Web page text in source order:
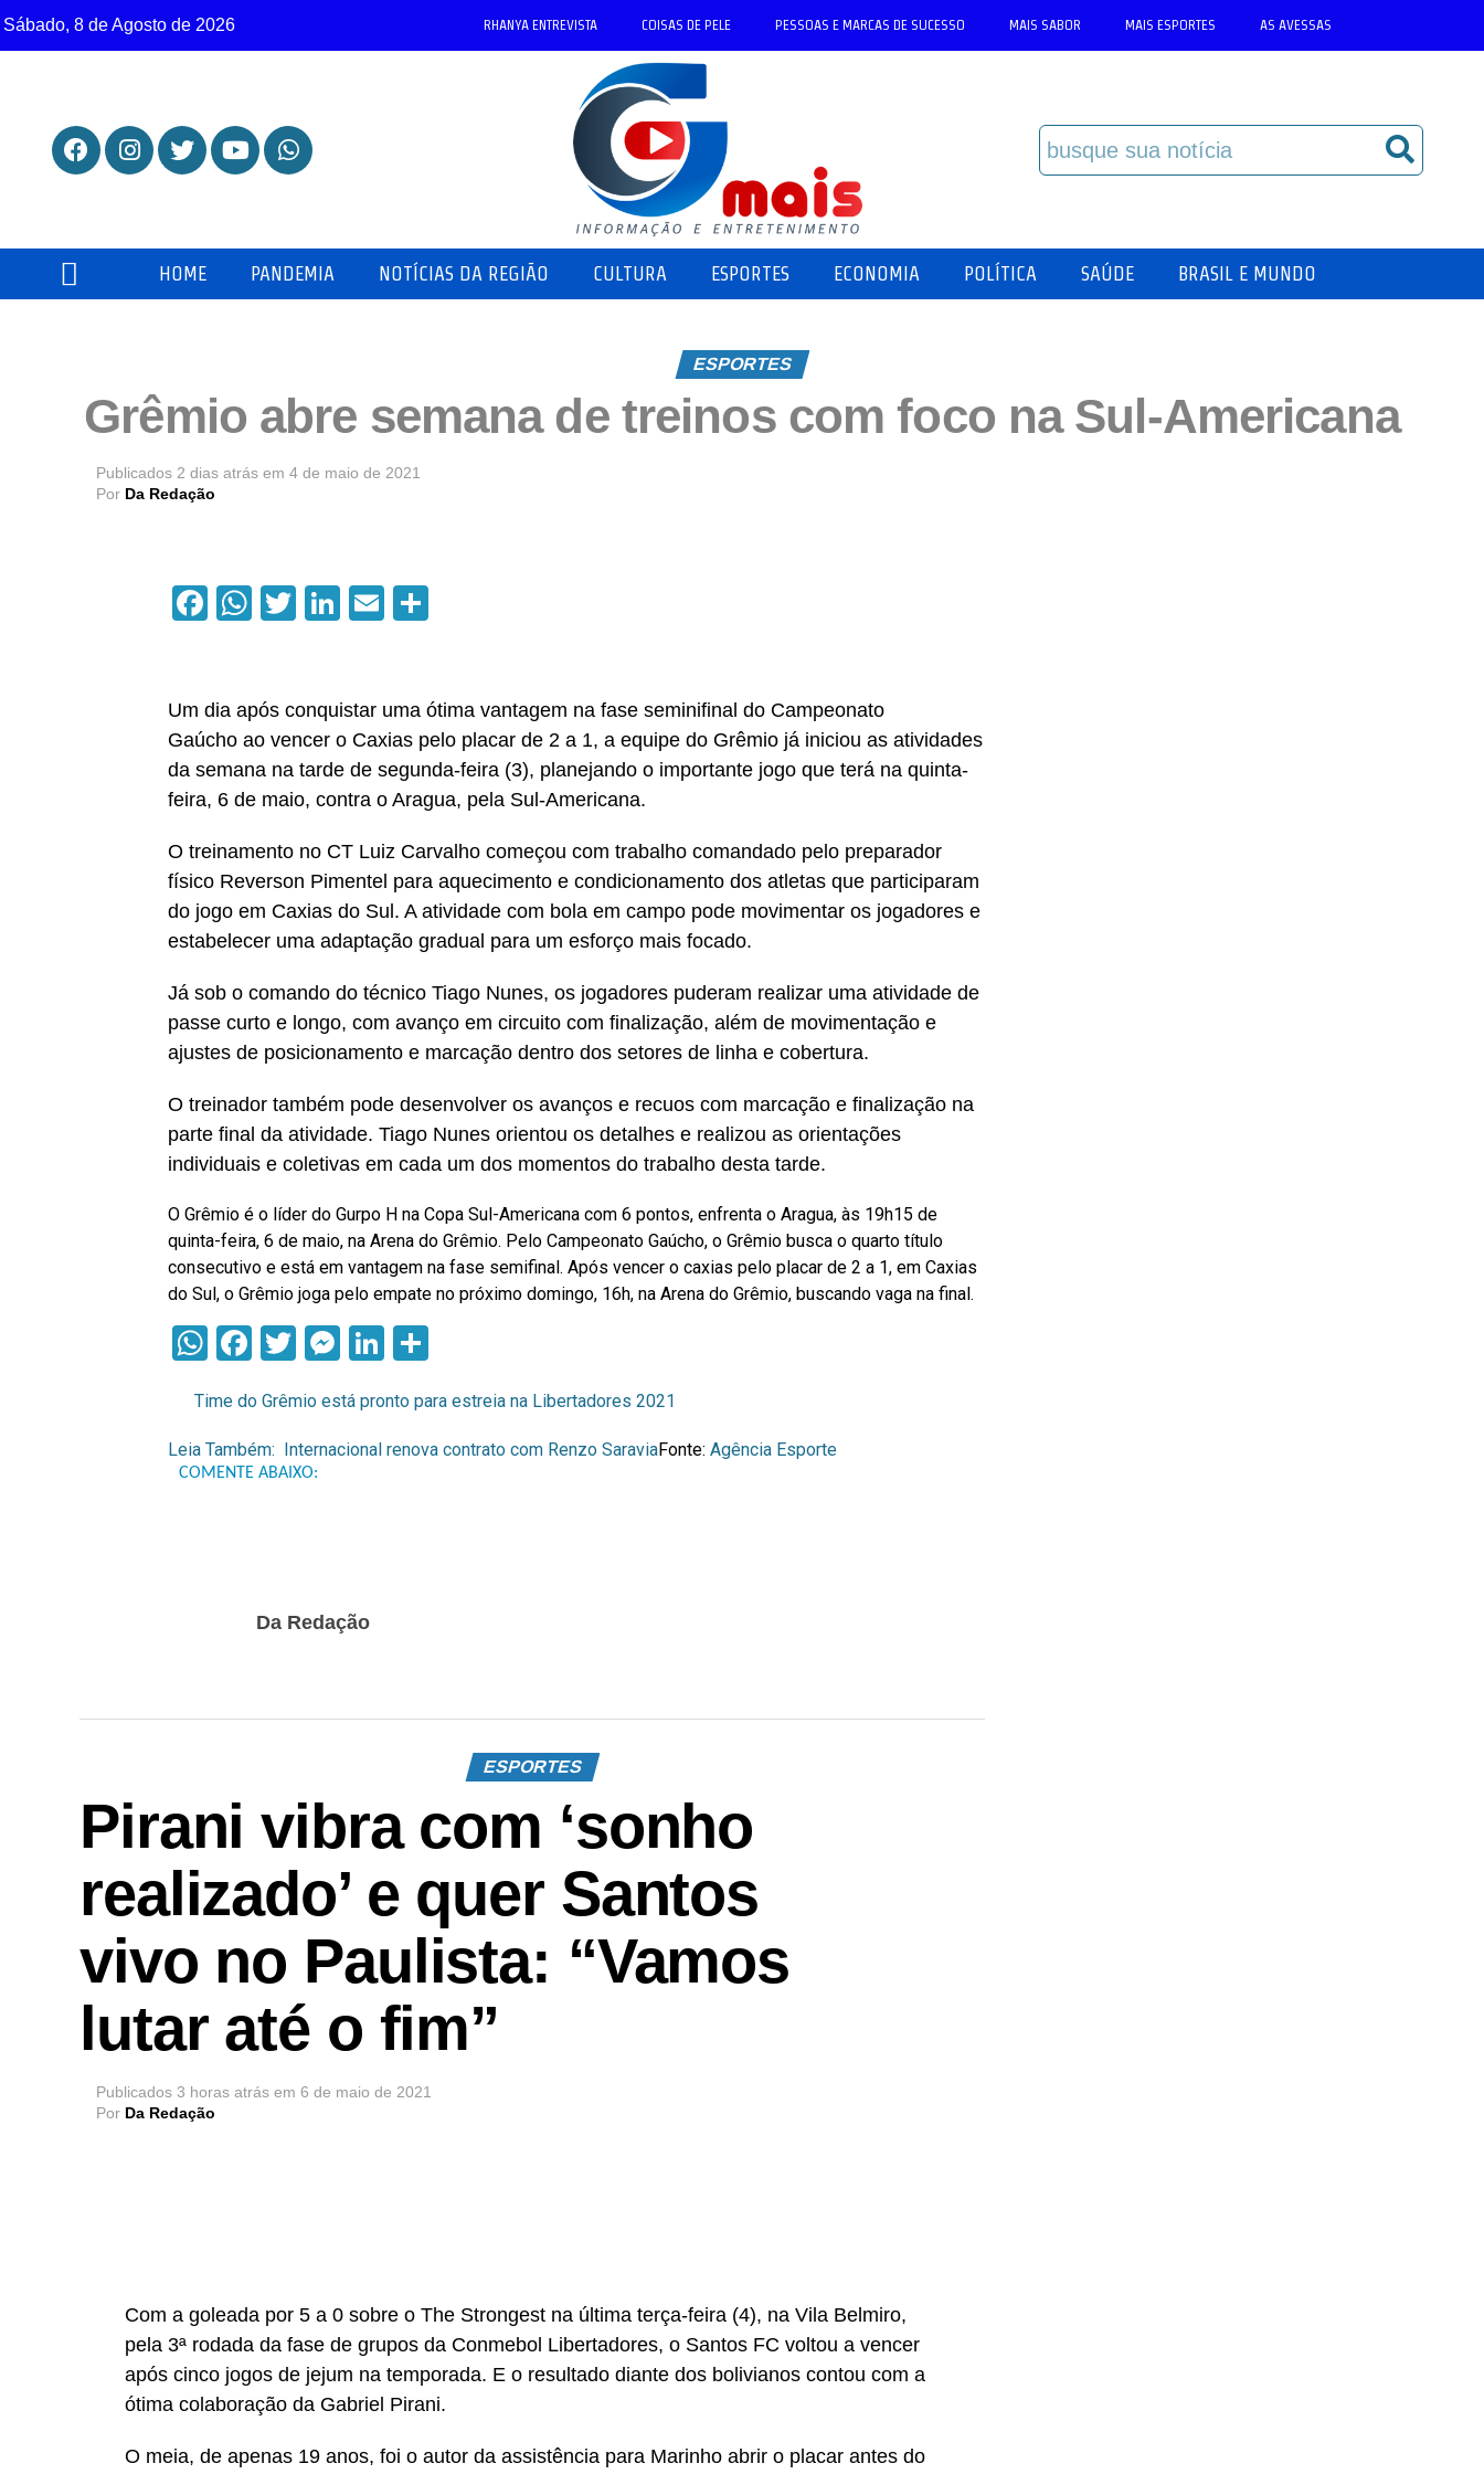
Sábado, 8 de Agosto de 2026 RHANYA ENTREVISTA COISAS DE PELE PESSOAS E MARCAS DE SUCESSO MAIS SABOR MAIS ESPORTES AS AVESSAS
HOME PANDEMIA NOTÍCIAS DA REGIÃO CULTURA ESPORTES ECONOMIA POLÍTICA SAÚDE BRASIL E MUNDO
ESPORTES
Grêmio abre semana de treinos com foco na Sul-Americana
Publicados 2 dias atrás em 4 de maio de 2021
Por Da Redação
Facebook
WhatsApp
Twitter
LinkedIn
Email
Um dia após conquistar uma ótima vantagem na fase seminifinal do Campeonato
Gaúcho ao vencer o Caxias pelo placar de 2 a 1, a equipe do Grêmio já iniciou as atividades
da semana na tarde de segunda-feira (3), planejando o importante jogo que terá na quinta-
feira, 6 de maio, contra o Aragua, pela Sul-Americana.
O treinamento no CT Luiz Carvalho começou com trabalho comandado pelo preparador
físico Reverson Pimentel para aquecimento e condicionamento dos atletas que participaram
do jogo em Caxias do Sul. A atividade com bola em campo pode movimentar os jogadores e
estabelecer uma adaptação gradual para um esforço mais focado.
Já sob o comando do técnico Tiago Nunes, os jogadores puderam realizar uma atividade de
passe curto e longo, com avanço em circuito com finalização, além de movimentação e
ajustes de posicionamento e marcação dentro dos setores de linha e cobertura.
O treinador também pode desenvolver os avanços e recuos com marcação e finalização na
parte final da atividade. Tiago Nunes orientou os detalhes e realizou as orientações
individuais e coletivas em cada um dos momentos do trabalho desta tarde.
O Grêmio é o líder do Gurpo H na Copa Sul-Americana com 6 pontos, enfrenta o Aragua, às 19h15 de
quinta-feira, 6 de maio, na Arena do Grêmio. Pelo Campeonato Gaúcho, o Grêmio busca o quarto título
consecutivo e está em vantagem na fase semifinal. Após vencer o caxias pelo placar de 2 a 1, em Caxias
do Sul, o Grêmio joga pelo empate no próximo domingo, 16h, na Arena do Grêmio, buscando vaga na final.
WhatsApp
Facebook
Twitter
Messenger
LinkedIn
Time do Grêmio está pronto para estreia na Libertadores 2021
Leia Também: Internacional renova contrato com Renzo SaraviaFonte: Agência Esporte
COMENTE ABAIXO:
Da Redação
ESPORTES
Pirani vibra com ‘sonho
realizado’ e quer Santos
vivo no Paulista: “Vamos
lutar até o fim”
Publicados 3 horas atrás em 6 de maio de 2021
Por Da Redação
Com a goleada por 5 a 0 sobre o The Strongest na última terça-feira (4), na Vila Belmiro,
pela 3ª rodada da fase de grupos da Conmebol Libertadores, o Santos FC voltou a vencer
após cinco jogos de jejum na temporada. E o resultado diante dos bolivianos contou com a
ótima colaboração da Gabriel Pirani.
O meia, de apenas 19 anos, foi o autor da assistência para Marinho abrir o placar antes do